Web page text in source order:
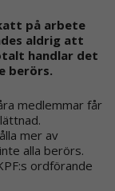
på arbete
aldrig att
handlar det
berörs.
medlemmar får
mer av
alla berörs.
ordförande